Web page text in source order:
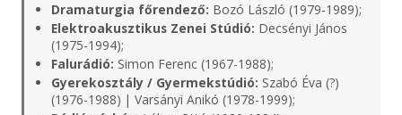
Dramaturgia főrendező: Bozó László (1979-1989);
Elektroakusztikus Zenei Stúdió: Decsényi János
(1975-1994);
Falurádió: Simon Ferenc (1967-1988);
Gyerekosztály / Gyermekstúdió: Szabó Éva (?)
(1976-1988) | Varsányi Anikó (1978-1999);